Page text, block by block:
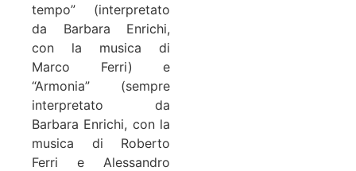
tempo” (interpretato
da Barbara Enrichi,
con la musica di
Marco Ferri) e
“Armonia” (sempre
interpretato da
Barbara Enrichi, con la
musica di Roberto
Ferri e Alessandro